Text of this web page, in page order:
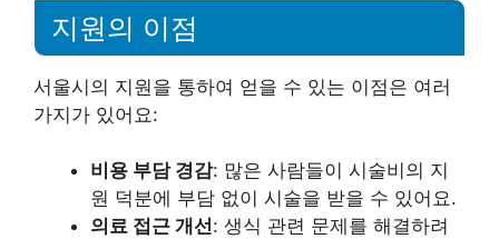
지원의 이점
서울시의 지원을 통하여 얻을 수 있는 이점은 여러
가지가 있어요:
비용 부담 경감: 많은 사람들이 시술비의 지
원 덕분에 부담 없이 시술을 받을 수 있어요.
의료 접근 개선: 생식 관련 문제를 해결하려